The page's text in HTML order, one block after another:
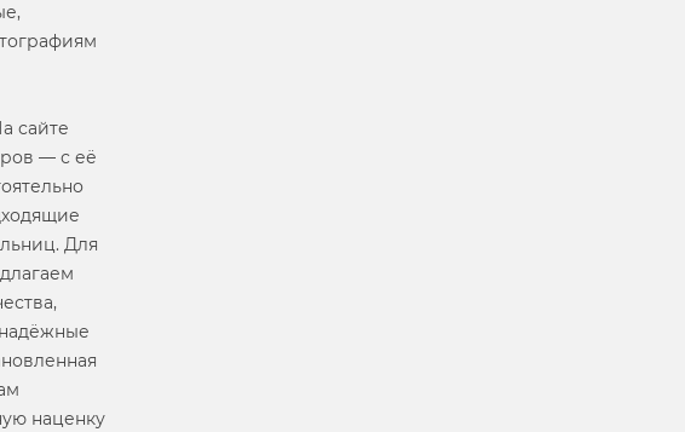
сайте
— с её
Для
наценку